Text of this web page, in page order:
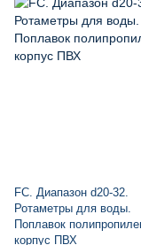
FC. Диапазон d20-32.
Ротаметры для воды.
Поплавок
корпус ПВХ